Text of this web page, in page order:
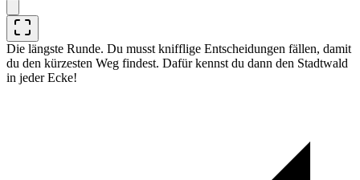
Die längste Runde. Du musst knifflige Entscheidungen fällen, damit
du den kürzesten Weg findest. Dafür kennst du dann den Stadtwald
in jeder Ecke!